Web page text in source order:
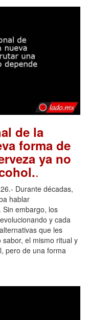
de la
forma de
ya no
.
Durante décadas,
hablar
Sin embargo, los
y cada
que les
el mismo ritual y
pero de una forma